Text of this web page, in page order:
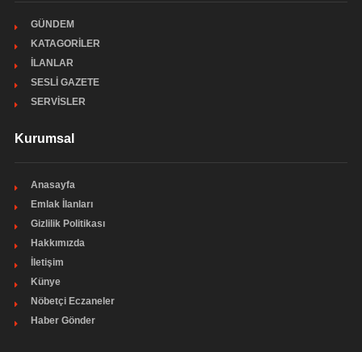
GÜNDEM
KATAGORİLER
İLANLAR
SESLİ GAZETE
SERVİSLER
Kurumsal
Anasayfa
Emlak İlanları
Gizlilik Politikası
Hakkımızda
İletişim
Künye
Nöbetçi Eczaneler
Haber Gönder